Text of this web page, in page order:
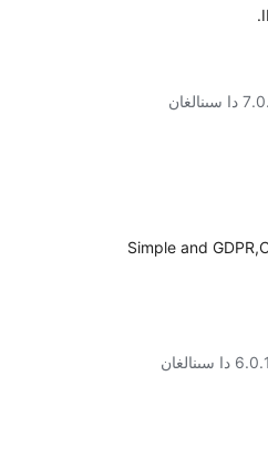
سىنالغان
Simple and
دا سىنالغان